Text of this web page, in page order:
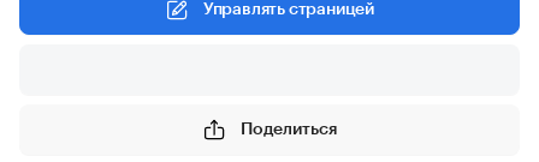
Управлять страницей
Поделиться